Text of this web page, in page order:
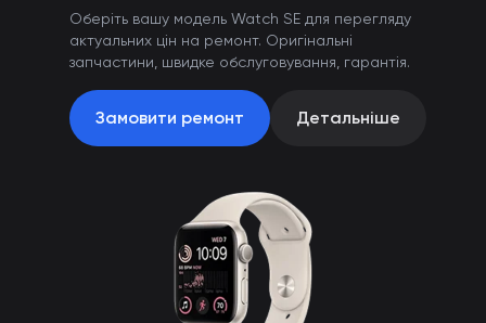
Оберіть вашу модель Watch SE для перегляду
актуальних цін на ремонт. Оригінальні
запчастини, швидке обслуговування, гарантія.
Замовити ремонт Детальніше